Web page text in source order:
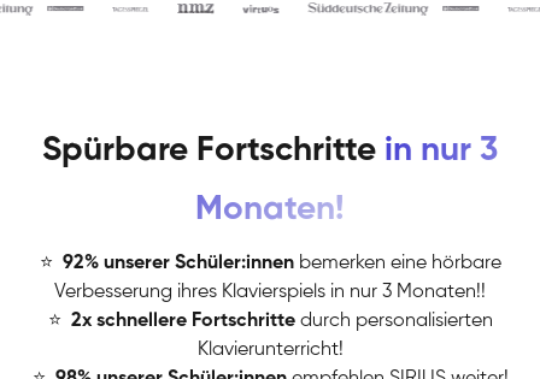
Spürbare Fortschritte in nur 3
Monaten!
⭐ 92% unserer Schüler:innen bemerken eine hörbare
Verbesserung ihres Klavierspiels in nur 3 Monaten!!
⭐ 2x schnellere Fortschritte durch personalisierten
Klavierunterricht!